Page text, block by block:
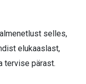
selles,
elukaaslast,
tervise pärast.